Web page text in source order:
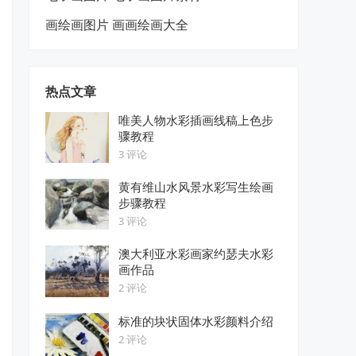
画绘画图片 画画绘画大全
热点文章
唯美人物水彩插画线稿上色步
骤教程
3 评论
黄有维山水风景水彩写生绘画
步骤教程
3 评论
澳大利亚水彩画家约瑟夫水彩
画作品
2 评论
标准的块状固体水彩颜料介绍
2 评论